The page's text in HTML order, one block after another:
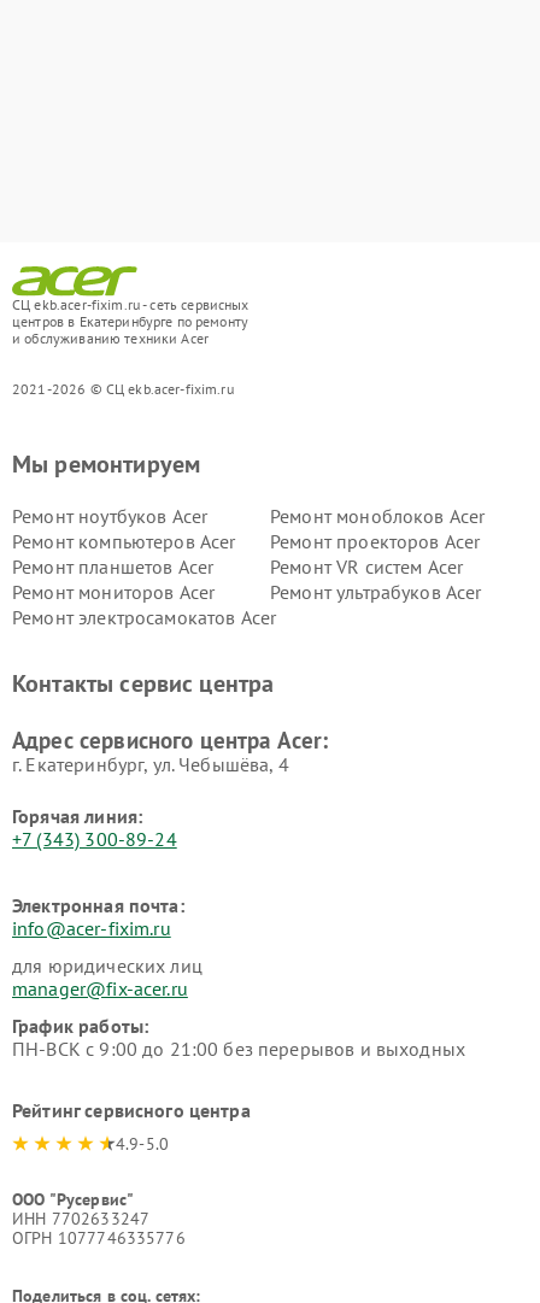
СЦ ekb.acer-fixim.ru - сеть сервисных
центров в Екатеринбурге по ремонту
и обслуживанию техники Acer
2021-2026 © СЦ ekb.acer-fixim.ru
Мы ремонтируем
Ремонт ноутбуков Acer
Ремонт моноблоков Acer
Ремонт компьютеров Acer
Ремонт проекторов Acer
Ремонт планшетов Acer
Ремонт VR систем Acer
Ремонт мониторов Acer
Ремонт ультрабуков Acer
Ремонт электросамокатов Acer
Контакты сервис центра
Адрес сервисного центра Acer:
г. Екатеринбург, ул. Чебышёва, 4
Горячая линия:
+7 (343) 300-89-24
Электронная почта:
info@acer-fixim.ru
для юридических лиц
manager@fix-acer.ru
График работы:
ПН-ВСК с 9:00 до 21:00 без перерывов и выходных
Рейтинг сервисного центра
4.9-5.0
ООО "Русервис"
ИНН 7702633247
ОГРН 1077746335776
Поделиться в соц. сетях: